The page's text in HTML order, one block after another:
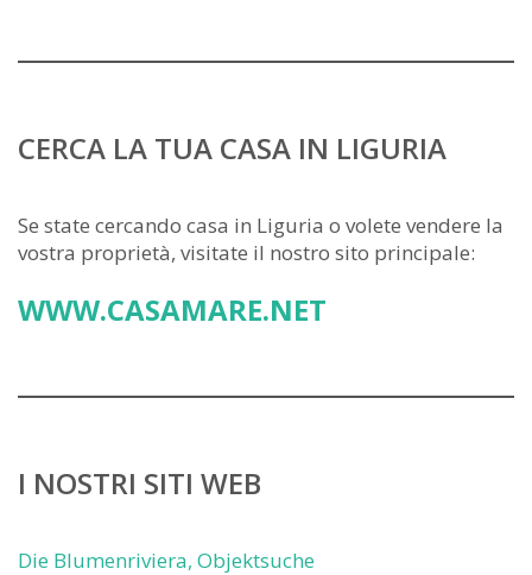
CERCA LA TUA CASA IN LIGURIA
Se state cercando casa in Liguria o volete vendere la
vostra proprietà, visitate il nostro sito principale:
WWW.CASAMARE.NET
I NOSTRI SITI WEB
Die Blumenriviera, Objektsuche